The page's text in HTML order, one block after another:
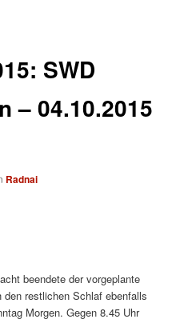
SWD
– 04.10.2015
Radnai
beendete der vorgeplante
restlichen Schlaf ebenfalls
Morgen. Gegen 8.45 Uhr